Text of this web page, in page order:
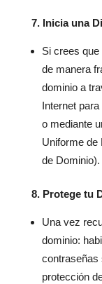
7. Inicia una
Si crees
de manera
dominio a
Internet
o mediante
Uniforme de
de Dominio).
8. Protege tu
Una vez
dominio:
contraseñas
protección